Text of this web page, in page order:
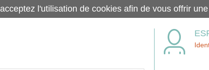
l'utilisation de cookies afin de vous offrir